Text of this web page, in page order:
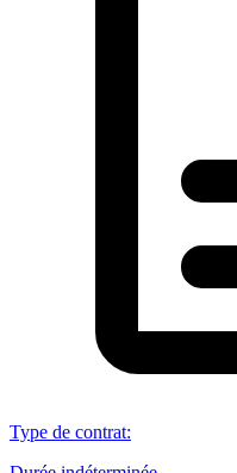
Type de contrat: